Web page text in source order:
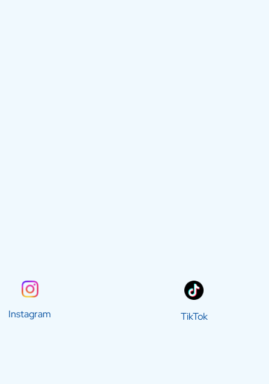
Instagram TikTok